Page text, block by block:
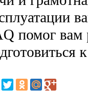
помог вам